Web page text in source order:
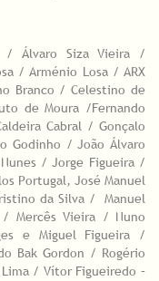
/ Álvaro Siza Vieira /
/ Arménio Losa / ARX
Branco / Celestino de
de Moura /Fernando
Cabral / Gonçalo
Godinho / João Álvaro
/ Jorge Figueira /
Portugal, José Manuel
da Silva / Manuel
Mercês Vieira / Nuno
e Miguel Figueira /
Bak Gordon / Rogério
/ Vítor Figueiredo –